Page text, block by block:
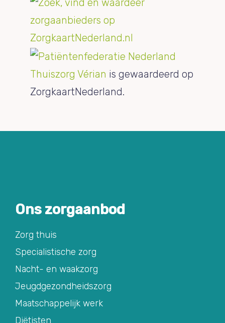
Thuiszorg Vérian is gewaardeerd op
ZorgkaartNederland.
Ons zorgaanbod
Zorg thuis
Specialistische zorg
Nacht- en waakzorg
Jeugdgezondheidszorg
Maatschappelijk werk
Diëtisten